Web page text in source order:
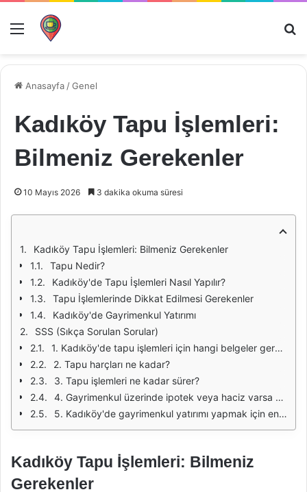
Menü
Anasayfa /Genel
Kadıköy Tapu İşlemleri:
Bilmeniz Gerekenler
10 Mayıs 2026 3 dakika okuma süresi
Kadıköy Tapu İşlemleri: Bilmeniz Gerekenler
Tapu Nedir?
Kadıköy'de Tapu İşlemleri Nasıl Yapılır?
Tapu İşlemlerinde Dikkat Edilmesi Gerekenler
Kadıköy'de Gayrimenkul Yatırımı
SSS (Sıkça Sorulan Sorular)
1. Kadıköy'de tapu işlemleri için hangi belgeler gereklidir?
2. Tapu harçları ne kadar?
3. Tapu işlemleri ne kadar sürer?
4. Gayrimenkul üzerinde ipotek veya haciz varsa ne yapmalıyım?
5. Kadıköy'de gayrimenkul yatırımı yapmak için en uygun zaman nedir?
Kadıköy Tapu İşlemleri: Bilmeniz
Gerekenler